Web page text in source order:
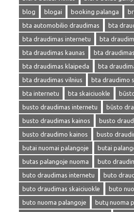
blog
blogai booking palanga
bta automobilio draudimas
bta
bta draudimas internetu
bta
bta draudimas kaunas
bta
bta draudimas klaipeda
bta
bta draudimas vilnius
bta draudimo
bta internetu
bta skaiciuokle
busto draudimas internetu
būsto
busto draudimas kainos
busto
busto draudimo kainos
busto
butai nuomai palangoje
butai
butas palangoje nuoma
buto
buto draudimas internetu
buto
buto draudimas skaiciuokle
buto
buto nuoma palangoje
butų nuoma